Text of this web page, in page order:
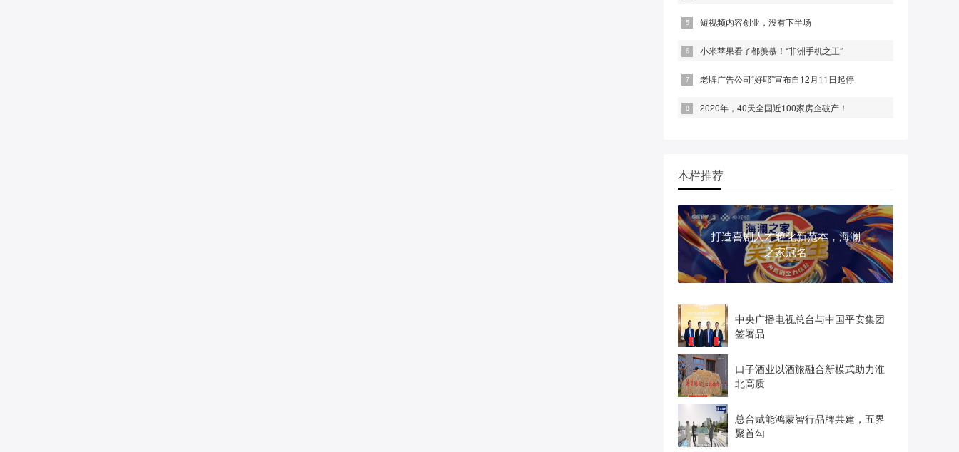
短视频内容创业，没有下半场
小米苹果看了都羡慕！“非洲手机之王”
老牌广告公司“好耶”宣布自12月11日起停
2020年，40天全国近100家房企破产！
本栏推荐
打造喜剧人才孵化新范本，海澜
之家冠名
中央广播电视总台与中国平安集团
签署品
口子酒业以酒旅融合新模式助力淮
北高质
总台赋能鸿蒙智行品牌共建，五界
聚首勾